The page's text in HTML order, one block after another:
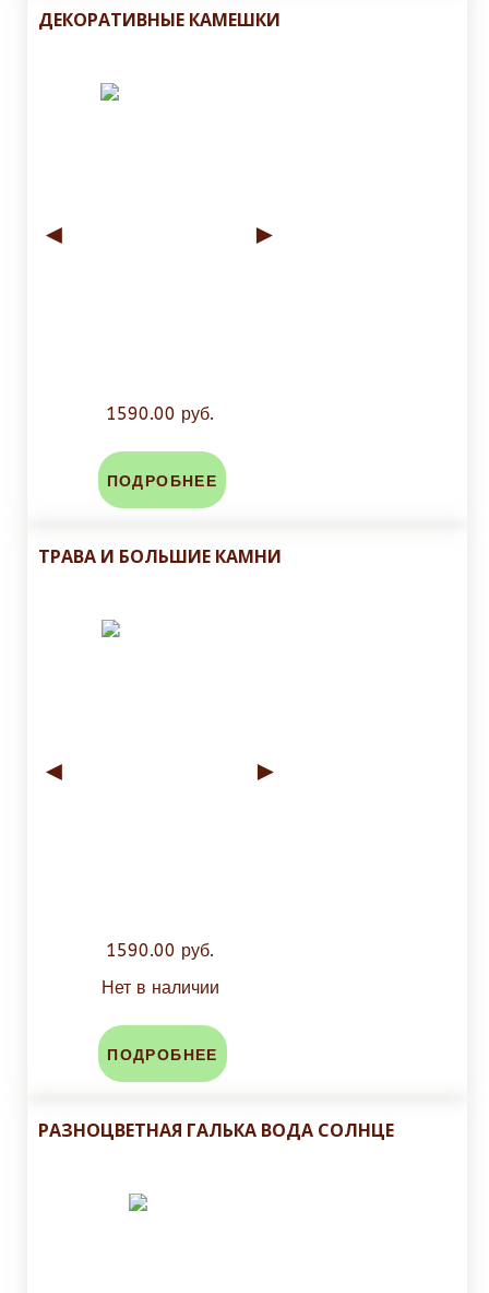
ДЕКОРАТИВНЫЕ КАМЕШКИ
◄ ►
1590.00 руб.
ПОДРОБНЕЕ
ТРАВА И БОЛЬШИЕ КАМНИ
◄ ►
1590.00 руб.
Нет в наличии
ПОДРОБНЕЕ
РАЗНОЦВЕТНАЯ ГАЛЬКА ВОДА СОЛНЦЕ